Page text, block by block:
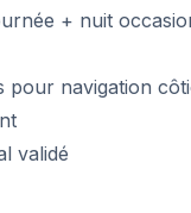
+ nuit
pour navigation
validé